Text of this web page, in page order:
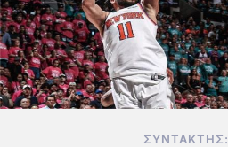
ΣΥΝΤΆΚΤΗΣ: